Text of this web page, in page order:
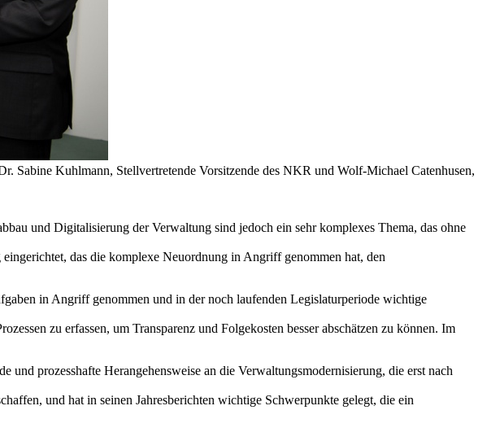
Sabine Kuhlmann, Stellvertretende Vorsitzende des NKR und Wolf-Michael Catenhusen,
und Digitalisierung der Verwaltung sind jedoch ein sehr komplexes Thema, das ohne
das die komplexe Neuordnung in Angriff genommen hat, den
in Angriff genommen und in der noch laufenden Legislaturperiode wichtige
zu erfassen, um Transparenz und Folgekosten besser abschätzen zu können. Im
prozesshafte Herangehensweise an die Verwaltungsmodernisierung, die erst nach
und hat in seinen Jahresberichten wichtige Schwerpunkte gelegt, die ein